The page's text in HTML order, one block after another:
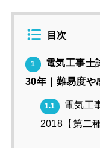
目次
1
電気工事士
30年｜難易度や
1.1
電気工
2018【第二